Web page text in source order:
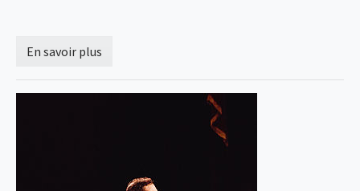
En savoir plus